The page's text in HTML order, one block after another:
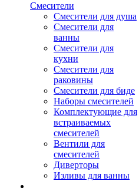
Смесители
Смесители для душа
Смесители для
ванны
Смесители для
кухни
Смесители для
раковины
Смесители для биде
Наборы смесителей
Комплектующие для
встраиваемых
смесителей
Вентили для
смесителей
Диверторы
Изливы для ванны